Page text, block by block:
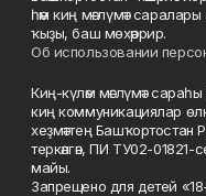
һәм киң мәғлүмәт саралары
ҡыҙы, баш мөхәррир.
Об использовании
Киң-күләм мәғлүмәт
киң коммуникациялар
хеҙмәттең
теркәлгән, ПИ ТУ02-
майы.
Запрещено для детей